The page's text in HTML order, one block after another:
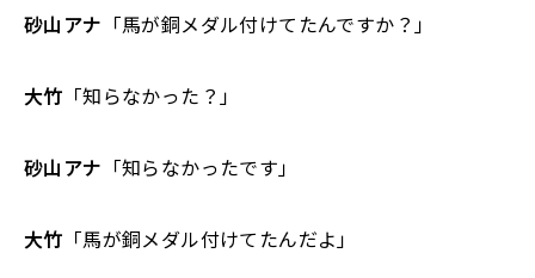
砂山アナ 「馬が銅メダル付けてたんですか？」
大竹 「知らなかった？」
砂山アナ 「知らなかったです」
大竹 「馬が銅メダル付けてたんだよ」